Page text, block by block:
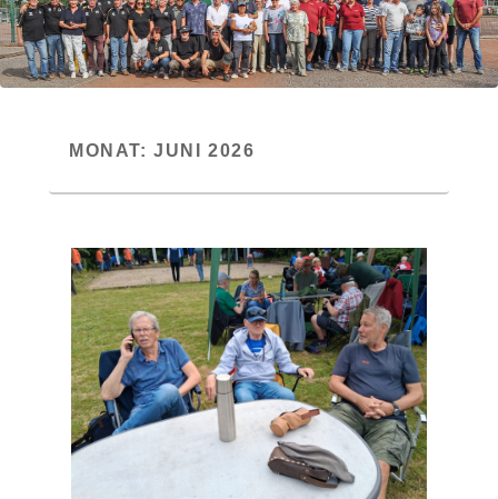
MONAT:JUNI 2026